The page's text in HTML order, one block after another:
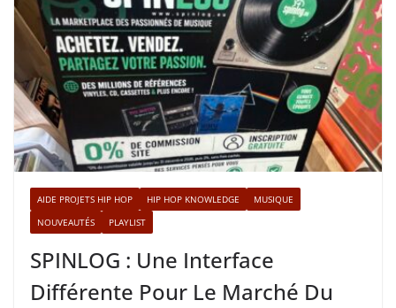
AIDE PROJETS HIP HOP HIP HOP KNOWLEDGE
MUSIQUE
NOUVEAUTÉS
PLAYLIST
SPINLOG : Une Interface
Différente Pour Le Marché Du